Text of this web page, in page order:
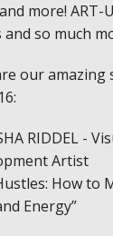
more! ART-
and so much
our amazing
RIDDEL -
Artist
How to
Energy”